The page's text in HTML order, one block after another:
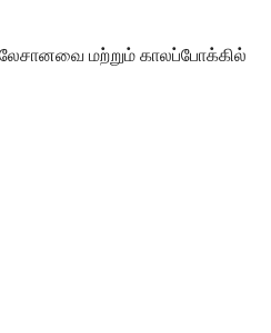
லேசானவை மற்றும் காலப்போக்கில்